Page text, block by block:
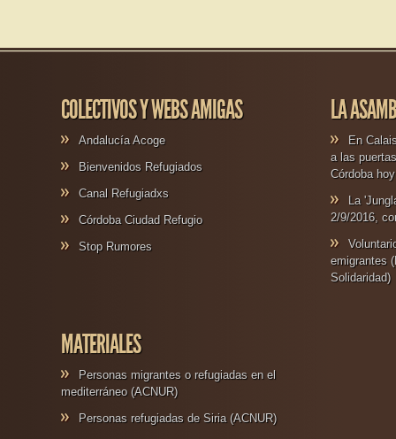
COLECTIVOS Y WEBS AMIGAS
Andalucía Acoge
Bienvenidos Refugiados
Canal Refugiadxs
Córdoba Ciudad Refugio
Stop Rumores
LA
En
a las
Córdoba
La
2/9/2016,
emigrantes
Solidaridad)
MATERIALES
Personas migrantes o refugiadas en el
mediterráneo (ACNUR)
Personas refugiadas de Siria (ACNUR)